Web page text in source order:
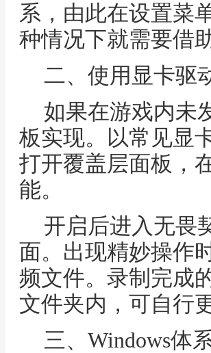
系，由此在设置菜
种情况下就需要借
二、使用显卡驱
如果在游戏内未
板实现。以常见显
打开覆盖层面板，
能。
开启后进入无畏
面。出现精妙操作
频文件。录制完成
文件夹内，可自行
三、Windows体